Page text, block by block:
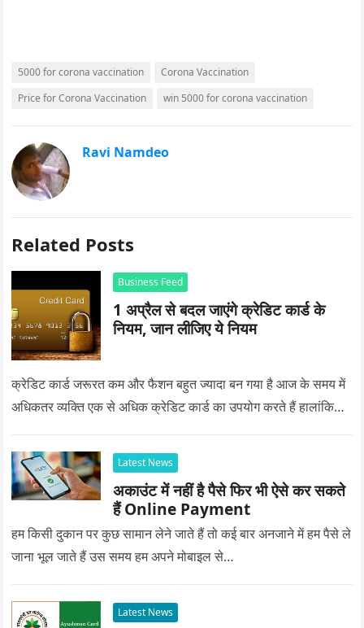
5000 for corona vaccination
Corona Vaccination
Price for Corona Vaccination
win 5000 for corona vaccination
Ravi Namdeo
Related Posts
Business Feed
1 अप्रैल से बदल जाएंगे क्रेडिट कार्ड के
नियम, जान लीजिए ये नियम
क्रेडिट कार्ड जरूरत कम और फैशन बहुत ज्यादा बन गया है आज के समय में
अधिकतर व्यक्ति एक से अधिक क्रेडिट कार्ड का उपयोग करते हैं हालांकि…
Latest News
अकाउंट में नहीं है पैसे फिर भी ऐसे कर सकते
हैं Online Payment
हम किसी दुकान पर कुछ सामान लेने जाते हैं तो कई बार अनजाने में हम पैसे ले
जाना भूल जाते हैं उस समय हम अपने मोबाइल से…
Latest News